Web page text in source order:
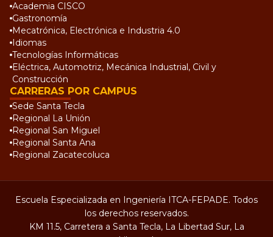
Academia CISCO
Gastronomía
Mecatrónica, Electrónica e Industria 4.0
Idiomas
Tecnologías Informáticas
Eléctrica, Automotriz, Mecánica Industrial, Civil y
Construcción
CARRERAS POR CAMPUS
Sede Santa Tecla
Regional La Unión
Regional San Miguel
Regional Santa Ana
Regional Zacatecoluca
Escuela Especializada en Ingeniería ITCA-FEPADE. Todos
los derechos reservados.
KM 11.5, Carretera a Santa Tecla, La Libertad Sur, La